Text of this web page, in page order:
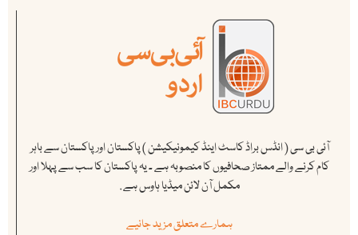
آئی بی سی ( انڈس براڈ کاسٹ اینڈ کیمونیکیشن ) پاکستان اور پاکستان سے باہر
کام کرنے والے ممتاز صحافیوں کا منصوبہ ہے ۔ یہ پاکستان کا سب سے پہلا اور
مکمل آن لائن میڈیا ہاوس ہے .
ہمارے متعلق مزید جانیے